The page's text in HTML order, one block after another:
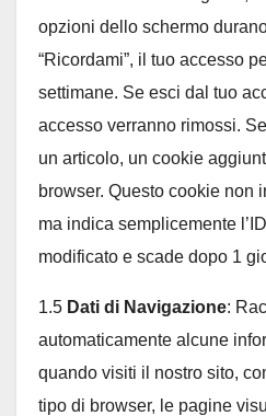
opzioni dello schermo
“Ricordami”, il tuo accesso
settimane. Se esci dal tuo
accesso verranno rimossi.
un articolo, un cookie
browser. Questo cookie non
ma indica semplicemente
modificato e scade dopo 1
1.5 Dati di Navigazione:
automaticamente alcune
quando visiti il nostro sito,
tipo di browser, le pagine